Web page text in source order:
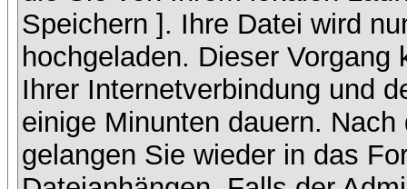
Speichern ]. Ihre Datei wird
hochgeladen. Dieser
Ihrer Internetverbindung und
einige Minunten dauern.
gelangen Sie wieder in das